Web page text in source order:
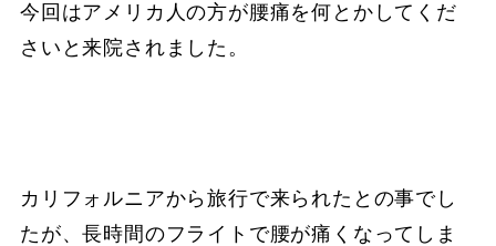
今回はアメリカ人の方が腰痛を何とかしてくだ
さいと来院されました。
カリフォルニアから旅行で来られたとの事でし
たが、長時間のフライトで腰が痛くなってしま